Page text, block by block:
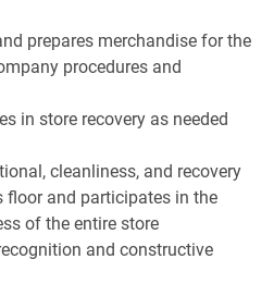
prepares merchandise for the
procedures and
in store recovery as needed
cleanliness, and recovery
floor and participates in the
of the entire store
and constructive